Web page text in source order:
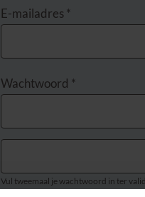
E-mailadres*
Wachtwoord *
Vul tweemaal je wachtwoord in ter